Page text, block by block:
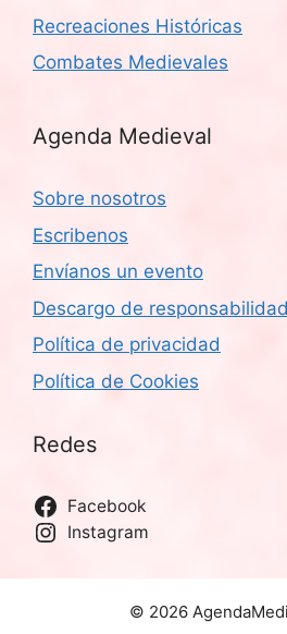
Recreaciones Históricas
Combates Medievales
Agenda Medieval
Sobre nosotros
Escribenos
Envíanos un evento
Descargo de responsabilidad
Política de privacidad
Política de Cookies
Redes
Facebook
Instagram
© 2026